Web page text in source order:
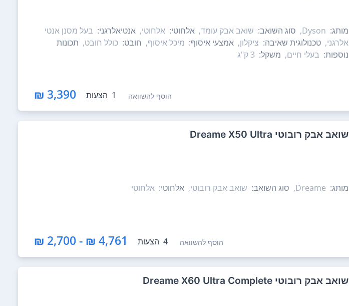
מותג: Dyson, סוג השואב: שואב אבק עומד, אלחוטי: אלחוטי, אנטיאלרגני: בעל מסנן אנטי
אלרגני, טכנולוגית שאיבה: ציקלון, אמצעי איסוף: מיכל איסוף, חובט: כולל חובט, תכונות
נוספות: בעלי חיים, משקל: 3 ק"ג
הוסף להשוואה 1 הצעות 3,390 ₪
‏שואב אבק רובוטי Dreame X50 Ultra
מותג: Dreame, סוג השואב: שואב אבק רובוטי, אלחוטי: אלחוטי
הוסף להשוואה 4 הצעות 4,761 ₪ - 2,700 ₪
‏שואב אבק רובוטי Dreame X60 Ultra Complete